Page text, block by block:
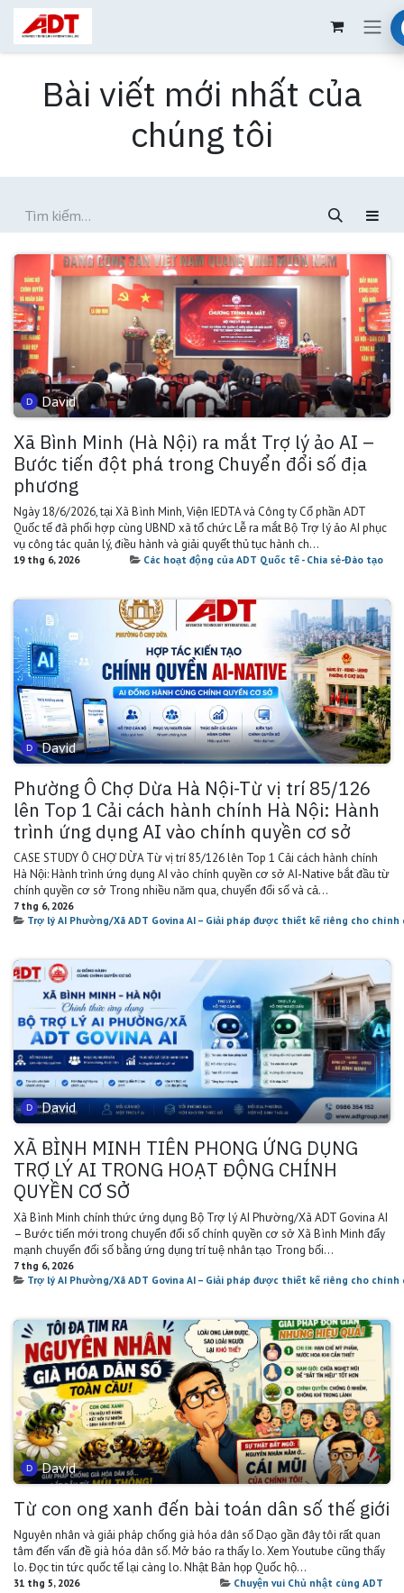
Bỏ qua để đến Nội dung
Bài viết mới nhất của
chúng tôi
David
Xã Bình Minh (Hà Nội) ra mắt Trợ lý ảo AI –
Bước tiến đột phá trong Chuyển đổi số địa
phương
Ngày 18/6/2026, tại Xã Bình Minh, Viện IEDTA và Công ty Cổ phần ADT
Quốc tế đã phối hợp cùng UBND xã tổ chức Lễ ra mắt Bộ Trợ lý ảo AI phục
vụ công tác quản lý, điều hành và giải quyết thủ tục hành ch...
19 thg 6, 2026 Các hoạt động của ADT Quốc tế - Chia sẻ-Đào tạo
David
Phường Ô Chợ Dừa Hà Nội-Từ vị trí 85/126
lên Top 1 Cải cách hành chính Hà Nội: Hành
trình ứng dụng AI vào chính quyền cơ sở
CASE STUDY Ô CHỢ DỪA Từ vị trí 85/126 lên Top 1 Cải cách hành chính
Hà Nội: Hành trình ứng dụng AI vào chính quyền cơ sở AI-Native bắt đầu từ
chính quyền cơ sở Trong nhiều năm qua, chuyển đổi số và cả...
7 thg 6, 2026
Trợ lý AI Phường/Xã ADT Govina AI – Giải pháp được thiết kế riêng cho
David
XÃ BÌNH MINH TIÊN PHONG ỨNG DỤNG
TRỢ LÝ AI TRONG HOẠT ĐỘNG CHÍNH
QUYỀN CƠ SỞ
Xã Bình Minh chính thức ứng dụng Bộ Trợ lý AI Phường/Xã ADT Govina AI
– Bước tiến mới trong chuyển đổi số chính quyền cơ sở Xã Bình Minh đẩy
mạnh chuyển đổi số bằng ứng dụng trí tuệ nhân tạo Trong bối...
7 thg 6, 2026
Trợ lý AI Phường/Xã ADT Govina AI – Giải pháp được thiết kế riêng cho
David
Từ con ong xanh đến bài toán dân số thế giới
Nguyên nhân và giải pháp chống già hóa dân số Dạo gần đây tôi rất quan
tâm đến vấn đề già hóa dân số. Mở báo ra thấy lo. Xem Youtube cũng thấy
lo. Đọc tin tức quốc tế lại càng lo. Nhật Bản họp Quốc hộ...
31 thg 5, 2026 Chuyện vui Chủ nhật cùng ADT